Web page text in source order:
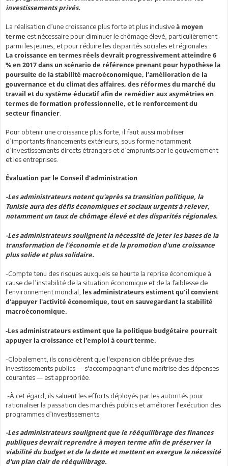
investissements privés.
La réalisation d’une croissance plus forte et plus inclusive à moyen
terme est nécessaire pour diminuer le chômage élevé, particulièrement
parmi les jeunes, et pour réduire les disparités sociales et régionales.
La croissance en termes réels devrait progressivement atteindre 6
% en 2017 dans un scénario de référence prenant pour hypothèse la
poursuite de la stabilité macroéconomique, l’amélioration de la
gouvernance et du climat des affaires, des réformes du marché du
travail et du système éducatif afin de remédier aux asymétries en
termes de formation professionnelle, et le renforcement du
secteur financier
Pour obtenir une croissance plus forte, il faut aussi mobiliser
d’importants financements extérieurs, sous forme notamment
d’investissements directs étrangers et d’emprunts par le gouvernement
et les entreprises.
Évaluation par le Conseil d’administration
-Les administrateurs notent qu'après sa transition politique, la
Tunisie aura des défis économiques et sociaux urgents à relever,
notamment un taux de chômage élevé et des disparités régionales.
-Les administrateurs soulignent la nécessité de jeter les bases de la
transformation de l'économie et de la promotion d'une croissance
plus solide et plus solidaire.
-Compte tenu des risques auxquels se heurte la reprise économique à
cause de l’instabilité de la situation économique et de la faiblesse de
l'environnement mondial,
les administrateurs estiment qu'il convient
d'appuyer l'activité économique, tout en sauvegardant la stabilité
macroéconomique.
-Les administrateurs estiment que la politique budgétaire pourrait
appuyer la croissance et l'emploi à court terme.
-Globalement, ils considèrent que l'expansion ciblée prévue des
investissements publics — s'accompagnant d'une maîtrise des dépenses
courantes — est appropriée.
-À cet égard, ils saluent les efforts déployés par les autorités pour
rationaliser la passation des marchés publics et améliorer l'exécution des
programmes d’investissements.
-Les administrateurs soulignent que le rééquilibrage des finances
publiques devrait reprendre à moyen terme afin de préserver la
viabilité du budget et de la dette et mettent en exergue la nécessité
d'un plan clair de rééquilibrage.